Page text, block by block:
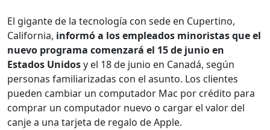
El gigante de la tecnología con sede en Cupertino,
California, informó a los empleados minoristas que el
nuevo programa comenzará el 15 de junio en
Estados Unidosy el 18 de junio en Canadá, según
personas familiarizadas con el asunto. Los clientes
pueden cambiar un computador Mac por crédito para
comprar un computador nuevo o cargar el valor del
canje a una tarjeta de regalo de Apple.